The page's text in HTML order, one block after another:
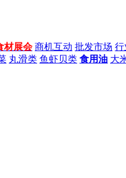
材展会 商机互动 批发市场 行
丸滑类 鱼虾贝类 食用油 大